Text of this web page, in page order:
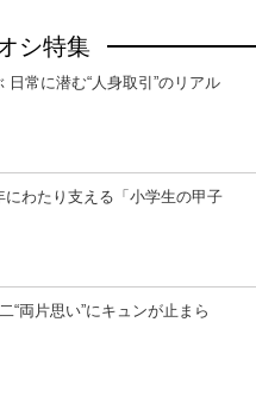
シ特集
日常に潜む“人身取引”のリアル
にわたり支える「小学生の甲子
“両片思い”にキュンが止まら